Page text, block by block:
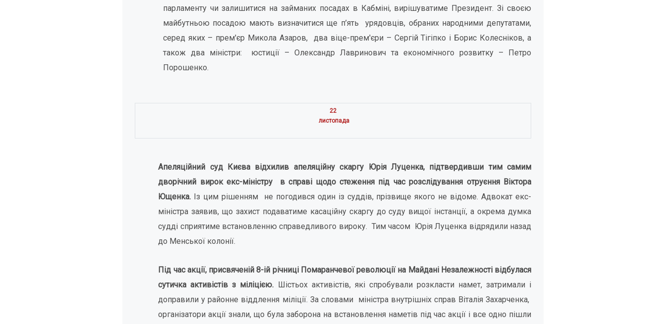
парламенту чи залишитися на займаних посадах в Кабміні, вирішуватиме Президент. Зі своєю
майбутньою посадою мають визначитися ще п’ять урядовців, обраних народними депутатами,
серед яких – прем'єр Микола Азаров, два віце-прем'єри – Сергій Тігіпко і Борис Колесніков, а
також два міністри: юстиції – Олександр Лавринович та економічного розвитку – Петро
Порошенко.
22
листопада
Апеляційний суд Києва відхилив апеляційну скаргу Юрія Луценка, підтвердивши тим самим
дворічний вирок екс-міністру в справі щодо стеження під час розслідування отруєння Віктора
Ющенка. Із цим рішенням не погодився один із суддів, прізвище якого не відоме. Адвокат екс-
міністра заявив, що захист подаватиме касаційну скаргу до суду вищої інстанції, а окрема думка
судді сприятиме встановленню справедливого вироку. Тим часом Юрія Луценка відрядили назад
до Менської колонії.
Під час акції, присвяченій 8-ій річниці Помаранчевої революції на Майдані Незалежності відбулася
сутичка активістів з міліцією. Шістьох активістів, які спробували розкласти намет, затримали і
доправили у районне віддлення міліції. За словами міністра внутрішніх справ Віталія Захарченка,
організатори акції знали, що була заборона на встановлення наметів під час акції і все одно пішли